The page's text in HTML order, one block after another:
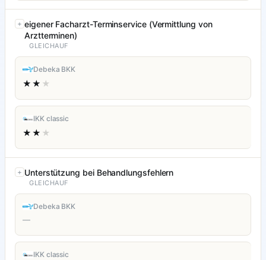
eigener Facharzt-Terminservice (Vermittlung von
Arztterminen)
GLEICHAUF
Debeka BKK
★★ ★
IKK classic
★★ ★
Unterstützung bei Behandlungsfehlern
GLEICHAUF
Debeka BKK
—
IKK classic